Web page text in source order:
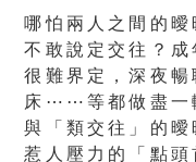
哪怕兩人之間的
不敢說定交往？
很難界定，深夜
床⋯⋯等都做盡一
與「類交往」的
惹人壓力的「點頭